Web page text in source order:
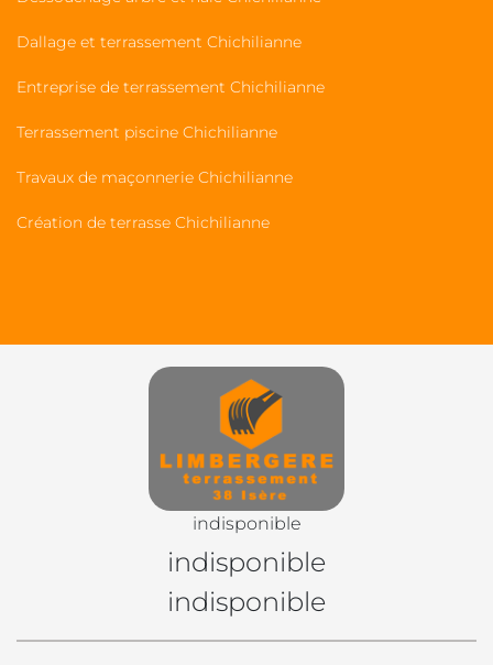
Dallage et terrassement Chichilianne
Entreprise de terrassement Chichilianne
Terrassement piscine Chichilianne
Travaux de maçonnerie Chichilianne
Création de terrasse Chichilianne
indisponible
indisponible
indisponible